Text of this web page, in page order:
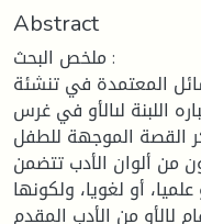
Abstract
ملخص البحث :
المعتمدة في تنشئة
اللبنة لىالأو في غرس
القصة الموجهة للطفل
من ألوان الأدب تتضمن
علميا، أو لغويا، ولكونها
لالأو من الأدب المقدم